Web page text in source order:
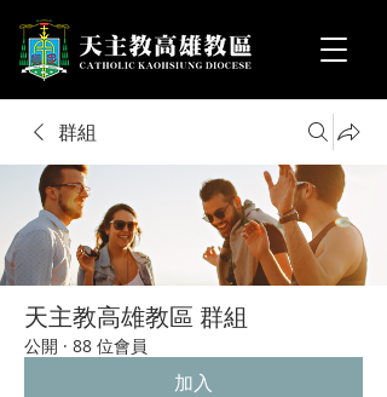
群組
天主教高雄教區 群組
公開 · 88 位會員
加入